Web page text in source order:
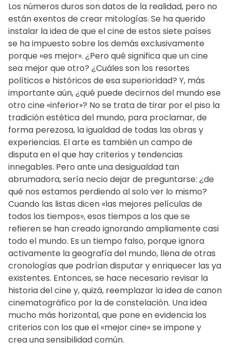
Los números duros son datos de la realidad, pero no
están exentos de crear mitologías. Se ha querido
instalar la idea de que el cine de estos siete países
se ha impuesto sobre los demás exclusivamente
porque «es mejor». ¿Pero qué significa que un cine
sea mejor que otro? ¿Cuáles son los resortes
políticos e históricos de esa superioridad? Y, más
importante aún, ¿qué puede decirnos del mundo ese
otro cine «inferior»? No se trata de tirar por el piso la
tradición estética del mundo, para proclamar, de
forma perezosa, la igualdad de todas las obras y
experiencias. El arte es también un campo de
disputa en el que hay criterios y tendencias
innegables. Pero ante una desigualdad tan
abrumadora, sería necio dejar de preguntarse: ¿de
qué nos estamos perdiendo al solo ver lo mismo?
Cuando las listas dicen «las mejores películas de
todos los tiempos», esos tiempos a los que se
refieren se han creado ignorando ampliamente casi
todo el mundo. Es un tiempo falso, porque ignora
activamente la geografía del mundo, llena de otras
cronologías que podrían disputar y enriquecer las ya
existentes. Entonces, se hace necesario revisar la
historia del cine y, quizá, reemplazar la idea de canon
cinematográfico por la de constelación. Una idea
mucho más horizontal, que pone en evidencia los
criterios con los que el «mejor cine» se impone y
crea una sensibilidad común.